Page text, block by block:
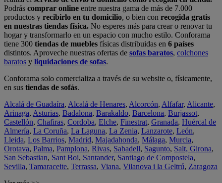
Podrás comprar online entre nuestra gama de más de 7.000
productos y recibirlo en tu domicilio, o bien con recogida gratis
en nuestras tiendas física. No esperes más para crear o renovar tu
hogar y transformarlo en un espacio con mucho estilo. Conforama
tiene 300 tiendas de muebles físicas distribuidas en 6 países
distintos. Aproveche nuestras ofertas de sofas baratos, colchones
baratos y liquidaciones de sofas.
Conforama solo comercializa a través de su website o, físicamente,
en sus tiendas de sofás.
Alcalá de Guadaíra, Alcalá de Henares, Alcorcón, Alfafar, Alicante,
Arinaga, Asturias, Badalona, Barakaldo, Barcelona, Burjassot,
Castellón, Chafiras, Cordoba, Elche, Finestrat, Granada, Huércal de
Almería, La Coruña, La Laguna, La Zenia, Lanzarote, León,
Lleida, Los Barrios, Madrid, Majadahonda, Málaga, Murcia,
Orotava, Palma, Pamplona, Rivas, Sabadell, Sagunto, Salt, Girona,
San Sebastian, Sant Boi, Santander, Santiago de Compostela,
Sevilla, Tamaraceite, Terrassa, Viana, Vilanova i la Geltrú, Zaragoza